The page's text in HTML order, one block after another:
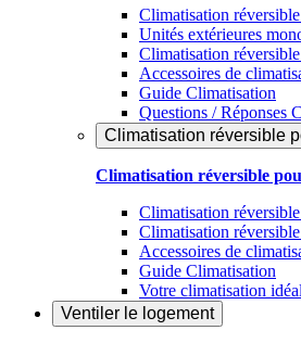
Climatisation
Unités extérieures
Climatisation
Accessoires de
Guide Climatisation
Questions / Réponses
Climatisation réversible
Climatisation réversible
Climatisation
Climatisation
Accessoires de
Guide Climatisation
Votre climatisation
Ventiler le logement